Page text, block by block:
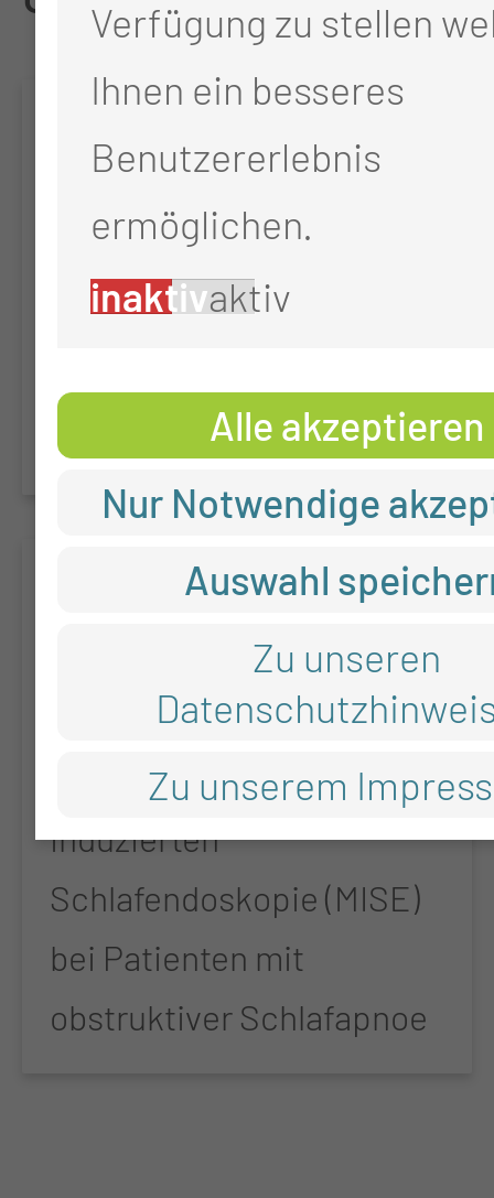
Biofilmbeschaffenheit auf
Stimmprothesen bei
Laryngektomie
VARIMISE
Evaluation der
Untersuchungsvariabilität
der Medikamenten-
induzierten
Schlafendoskopie (MISE)
bei Patienten mit
obstruktiver Schlafapnoe
Verfügung zu stellen
Ihnen ein besseres
Benutzererlebnis
ermöglichen.
inaktivaktiv
Alle akzeptieren
Nur Notwendige
Auswahl
Zu unseren
Zu unserem